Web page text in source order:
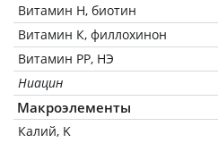
Витамин Н, биотин
Витамин К, филлохинон
Витамин РР, НЭ
Ниацин
Макроэлементы
Калий, K